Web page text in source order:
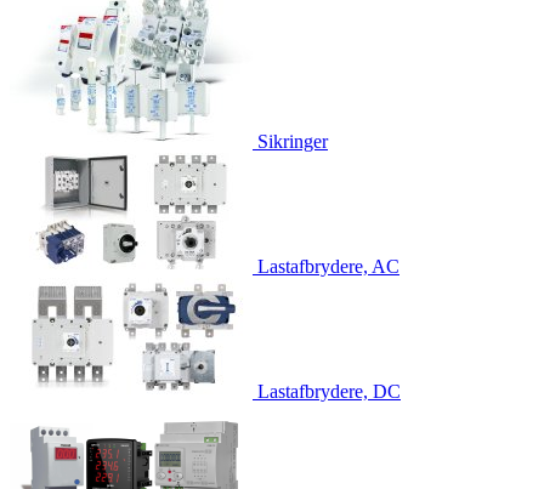
Sikringer
Lastafbrydere, AC
Lastafbrydere, DC